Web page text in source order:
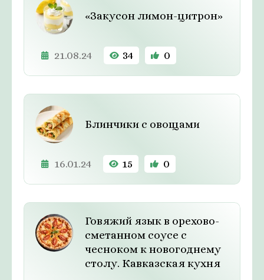
«Закусон лимон-цитрон»
21.08.24 34 0
Блинчики с овощами
16.01.24 15 0
Говяжий язык в орехово-
сметанном соусе с
чесноком к новогоднему
столу. Кавказская кухня